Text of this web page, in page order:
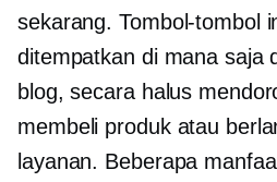
sekarang. Tombol-tombol
ditempatkan di mana saja
blog, secara halus
membeli produk atau
layanan. Beberapa